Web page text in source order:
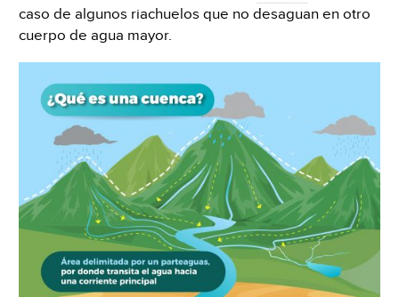
caso de algunos riachuelos que no desaguan en otro
cuerpo de agua mayor.